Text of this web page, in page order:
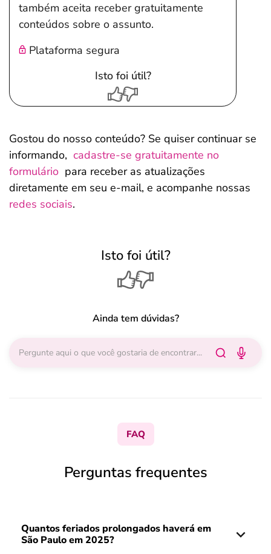
também aceita receber gratuitamente
conteúdos sobre o assunto.
Plataforma segura
Isto foi útil?
Gostou do nosso conteúdo? Se quiser continuar se
informando, cadastre-se gratuitamente no
formulário para receber as atualizações
diretamente em seu e-mail, e acompanhe nossas
redes sociais.
Isto foi útil?
Ainda tem dúvidas?
FAQ
Perguntas frequentes
Quantos feriados prolongados haverá em
São Paulo em 2025?